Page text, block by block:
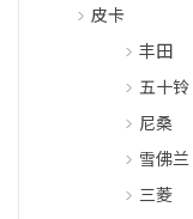
皮卡
丰田
五十铃
尼桑
雪佛兰
三菱